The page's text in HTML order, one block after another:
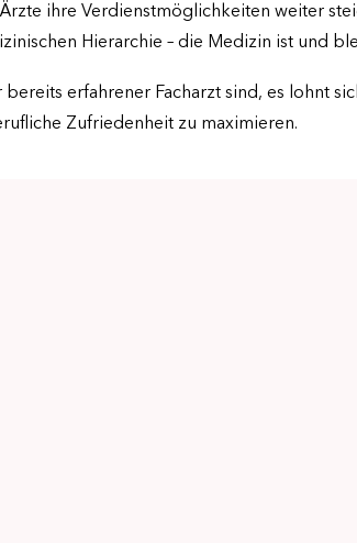
ihre Verdienstmöglichkeiten weiter
Hierarchie – die Medizin ist und
erfahrener Facharzt sind, es lohnt
Zufriedenheit zu maximieren.